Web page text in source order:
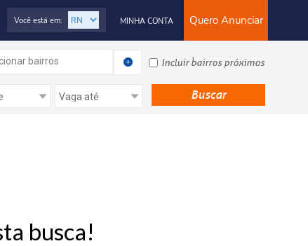
Quero Anunciar
MINHA CONTA
Você está em:
bairros Incluir bairros próximos
busca!